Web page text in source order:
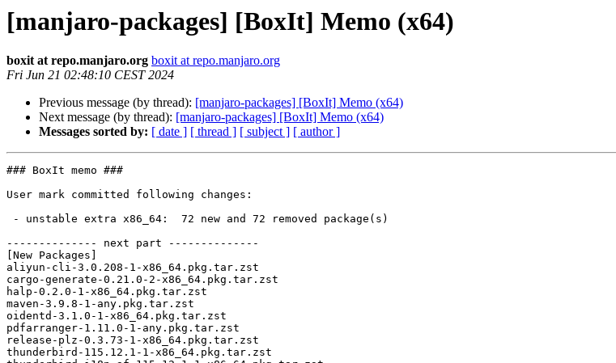
[manjaro-packages] [BoxIt] Memo (x64)
boxit at repo.manjaro.org boxit at repo.manjaro.org
Fri Jun 21 02:48:10 CEST 2024
Previous message (by thread): [manjaro-packages] [BoxIt] Memo (x64)
Next message (by thread): [manjaro-packages] [BoxIt] Memo (x64)
Messages sorted by: [ date ] [ thread ] [ subject ] [ author ]
### BoxIt memo ###
User mark committed following changes:
-------------- next part --------------
[New Packages]
aliyun-cli-3.0.208-1-x86_64.pkg.tar.zst
cargo-generate-0.21.0-2-x86_64.pkg.tar.zst
halp-0.2.0-1-x86_64.pkg.tar.zst
maven-3.9.8-1-any.pkg.tar.zst
oidentd-3.1.0-1-x86_64.pkg.tar.zst
pdfarranger-1.11.0-1-any.pkg.tar.zst
release-plz-0.3.73-1-x86_64.pkg.tar.zst
thunderbird-115.12.1-1-x86_64.pkg.tar.zst